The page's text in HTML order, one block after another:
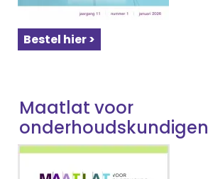
Bestel hier >
Maatlat voor
onderhoudskundigen